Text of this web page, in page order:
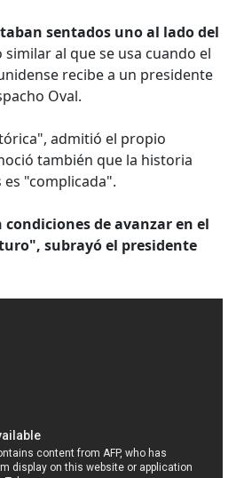
sentados uno al lado del
al que se usa cuando el
recibe a un presidente
Oval.
admitió el propio
también que la historia
"complicada".
de avanzar en el
subrayó el presidente